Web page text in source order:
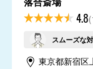
4.8
スムーズな
東京都新宿区